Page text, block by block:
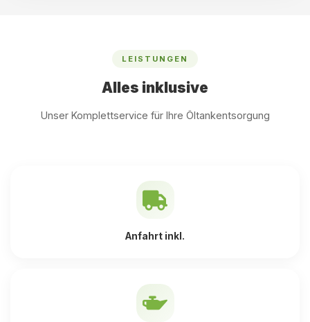
LEISTUNGEN
Alles inklusive
Unser Komplettservice für Ihre Öltankentsorgung
Anfahrt inkl.